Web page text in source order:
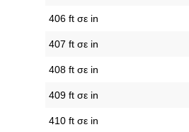
406 ft σε in
407 ft σε in
408 ft σε in
409 ft σε in
410 ft σε in